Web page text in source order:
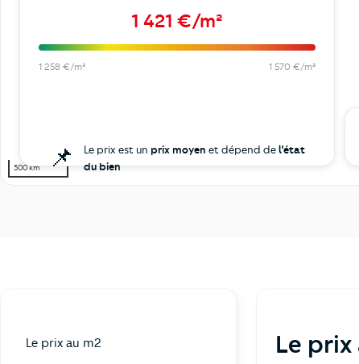
1 421 €/m²
1 258 €/m² 1 570 €/m²
📌 Le prix est un prix moyen et dépend del’état
du bien
500 km
Le prix au m2 Le prix